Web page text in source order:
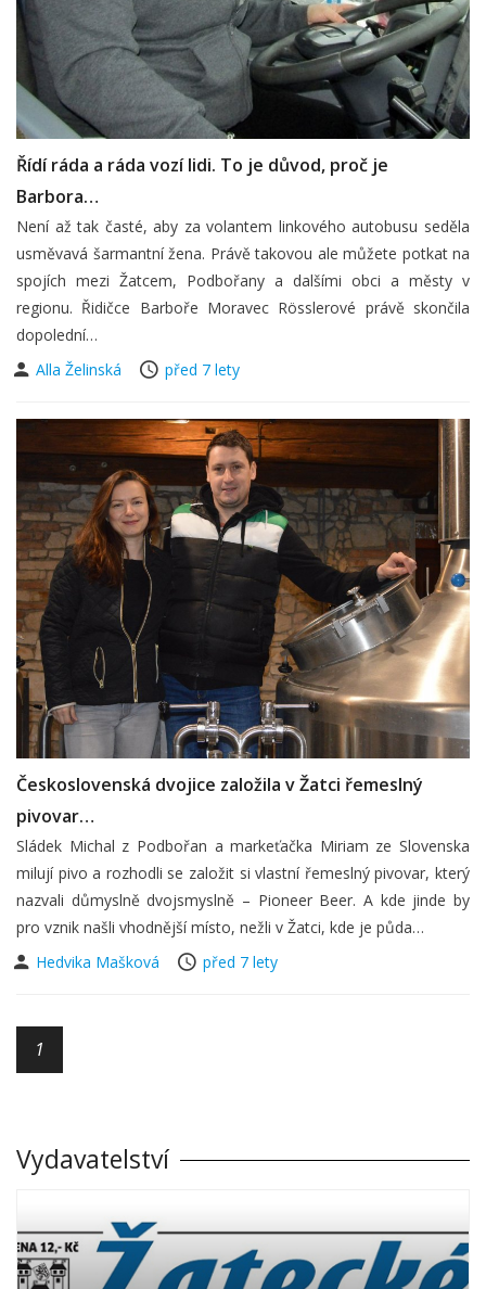
Řídí ráda a ráda vozí lidi. To je důvod, proč je
Barbora…
Není až tak časté, aby za volantem linkového autobusu seděla
usměvavá šarmantní žena. Právě takovou ale můžete potkat na
spojích mezi Žatcem, Podbořany a dalšími obci a městy v
regionu. Řidičce Barboře Moravec Rösslerové právě skončila
dopolední…
Alla Želinská
před 7 lety
Československá dvojice založila v Žatci řemeslný
pivovar…
Sládek Michal z Podbořan a markeťačka Miriam ze Slovenska
milují pivo a rozhodli se založit si vlastní řemeslný pivovar, který
nazvali důmyslně dvojsmyslně – Pioneer Beer. A kde jinde by
pro vznik našli vhodnější místo, nežli v Žatci, kde je půda…
Hedvika Mašková
před 7 lety
1
Vydavatelství